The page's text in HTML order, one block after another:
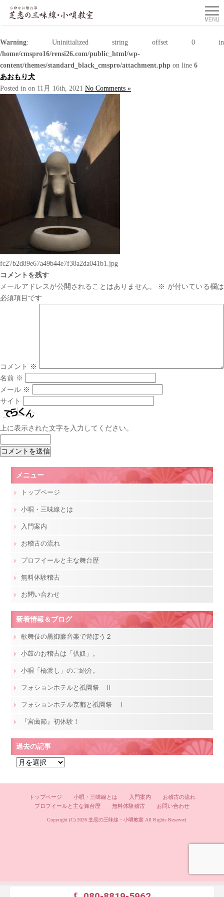
Warning: Uninitialized string offset 0 in
/home/cmspro16/rensi26.com/public_html/wp-
content/themes/standard_black_cmspro/attachment.php on line 6
あおもり犬
Posted in on 11月 16th, 2021 No Comments »
fc27b2d89e67a49b44e7f38a2da041b1.jpg
コメントを残す
メールアドレスが公開されることはありません。
※ が付いている欄は
必須項目です
コメント ※
名前 ※
メール ※
サイト
上に表示された文字を入力してください。
メニュー
トップページ
小唄・三味線とは
入門案内
お稽古の流れ
プロフイールと主な舞台歴
無料体験稽古
お問い合わせ
新着情報＆ブログ
歌舞伎の黒御簾音楽で遊ぼう２
小鼓のお稽古は「供奴」。
小唄「橋渡し」のご紹介。
フォションホテルと祇園祭 Ⅱ
フォションホテル京都と祇園祭 Ⅰ
『宮薗節』初体験！
過去の記事
の
トップページ 小唄・三味線とは 入門案内
お稽古の流れ
プロフイールと主な舞台歴
無料体験稽古 お問い合わせ
Copyright (C) 2026 芝恋の三味線・小唄教室All Rights Reserved.